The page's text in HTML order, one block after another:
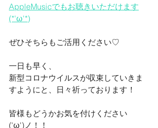
AppleMusicでもお聴きいただけます
(*'ω'*)
ぜひそちらもご活用ください♡
一日も早く、
新型コロナウイルスが収束していきま
すようにと、日々祈っております！
皆様もどうかお気を付けください
('ω')ノ！！